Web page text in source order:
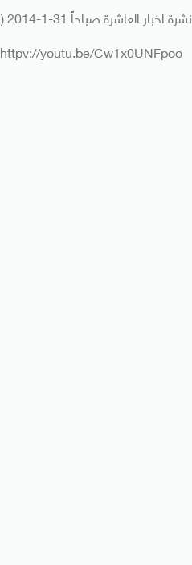
نشرة اخبار العاشرة صباحاً 31-1-2014 (2)
httpv://youtu.be/Cw1x0UNFpoo